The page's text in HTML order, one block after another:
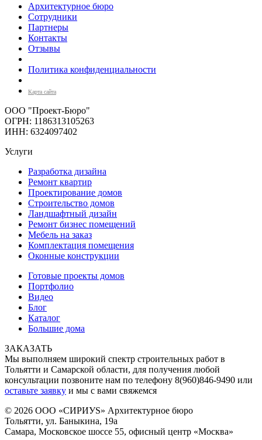
Архитектурное бюро
Сотрудники
Партнеры
Контакты
Отзывы
Политика конфиденциальности
Карта сайта
ООО "Проект-Бюро"
ОГРН: 1186313105263
ИНН: 6324097402
Услуги
Разработка дизайна
Ремонт квартир
Проектирование домов
Строительство домов
Ландшафтный дизайн
Ремонт бизнес помещений
Мебель на заказ
Комплектация помещения
Оконные конструкции
Готовые проекты домов
Портфолио
Видео
Блог
Каталог
Большие дома
ЗАКАЗАТЬ
Мы выполняем широкий спектр строительных работ в
Тольятти и Самарской области, для получения любой
консультации позвоните нам по телефону 8(960)846-9490 или
оставьте заявку и мы с вами свяжемся
© 2026 ООО «СИРИУS» Архитектурное бюро
Тольятти, ул. Баныкина, 19а
Самара, Московское шоссе 55, офисный центр «Москва»